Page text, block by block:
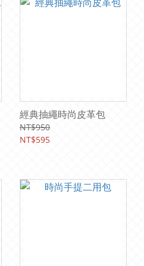
經典抽繩時尚皮革包
NT$950
NT$595